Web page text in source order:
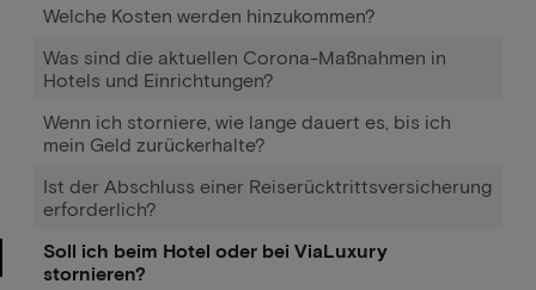
Welche Kosten werden hinzukommen?
Was sind die aktuellen Corona-Maßnahmen in
Hotels und Einrichtungen?
Wenn ich storniere, wie lange dauert es, bis ich
mein Geld zurückerhalte?
Ist der Abschluss einer Reiserücktrittsversicherung
erforderlich?
Soll ich beim Hotel oder bei ViaLuxury
stornieren?